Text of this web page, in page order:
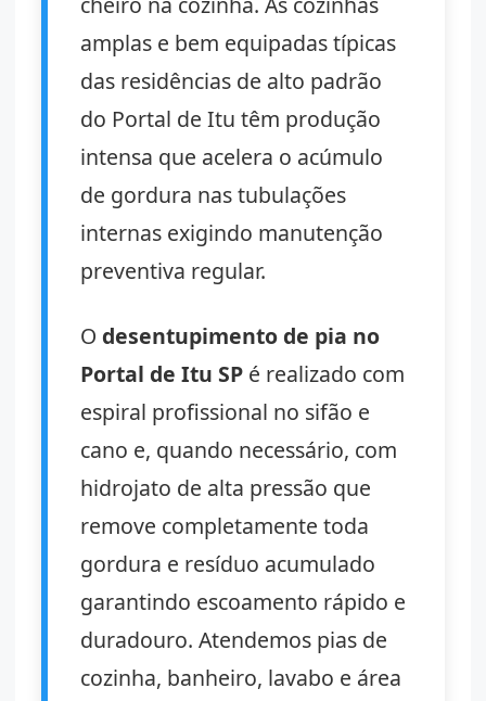
amplas e bem equipadas típicas
das residências de alto padrão
do Portal de Itu têm produção
intensa que acelera o acúmulo
de gordura nas tubulações
internas exigindo manutenção
preventiva regular.
O desentupimento de pia no
Portal de Itu SP é realizado com
espiral profissional no sifão e
cano e, quando necessário, com
hidrojato de alta pressão que
remove completamente toda
gordura e resíduo acumulado
garantindo escoamento rápido e
duradouro. Atendemos pias de
cozinha, banheiro, lavabo e área